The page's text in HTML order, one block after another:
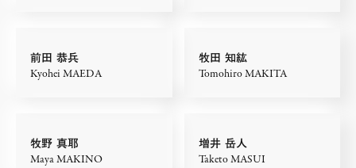
前田 恭兵
Kyohei MAEDA
牧田 知紘
Tomohiro MAKITA
牧野 真耶
Maya MAKINO
増井 岳人
Taketo MASUI